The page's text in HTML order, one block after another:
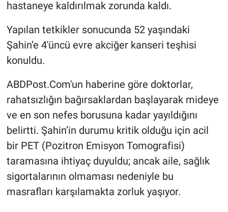
hastaneye kaldırılmak zorunda kaldı.
Yapılan tetkikler sonucunda 52 yaşındaki
Şahin’e 4'üncü evre akciğer kanseri teşhisi
konuldu.
ABDPost.Com'un haberine göre doktorlar,
rahatsızlığın bağırsaklardan başlayarak mideye
ve en son nefes borusuna kadar yayıldığını
belirtti. Şahin’in durumu kritik olduğu için acil
bir PET (Pozitron Emisyon Tomografisi)
taramasına ihtiyaç duyuldu; ancak aile, sağlık
sigortalarının olmaması nedeniyle bu
masrafları karşılamakta zorluk yaşıyor.